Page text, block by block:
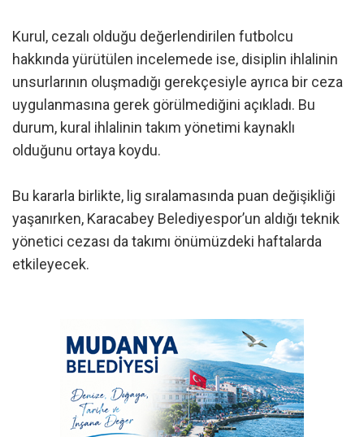
Kurul, cezalı olduğu değerlendirilen futbolcu
hakkında yürütülen incelemede ise, disiplin ihlalinin
unsurlarının oluşmadığı gerekçesiyle ayrıca bir ceza
uygulanmasına gerek görülmediğini açıkladı. Bu
durum, kural ihlalinin takım yönetimi kaynaklı
olduğunu ortaya koydu.
Bu kararla birlikte, lig sıralamasında puan değişikliği
yaşanırken, Karacabey Belediyespor’un aldığı teknik
yönetici cezası da takımı önümüzdeki haftalarda
etkileyecek.